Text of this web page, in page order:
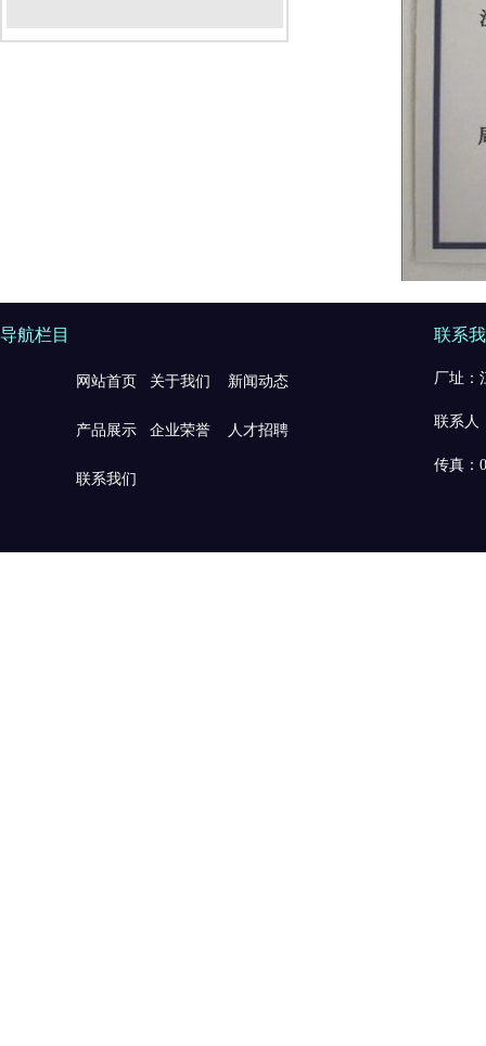
导航栏目
网站首页 关于我们 新闻动态
产品展示 企业荣誉 人才招聘
联系我们
联系
厂址：
联系人
传真：